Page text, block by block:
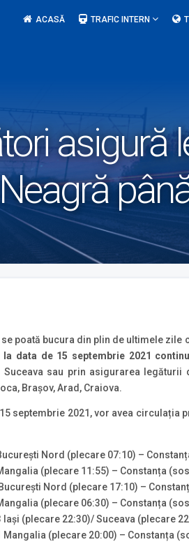
ACASĂ TRAFIC INTERN
asigură
poată bucura din plin de ultimele zile
data de 15 septembrie 2021
Suceava sau prin asigurarea
Brașov, Arad, Craiova.
septembrie 2021, vor avea
București Nord (plecare 07:10) –
(plecare 11:55) – Constanța
București Nord (plecare 17:10) –
(plecare 06:30) – Constanța
Iași (plecare 22:30)/ Suceava
Mangalia (plecare 20:00) – Constanța